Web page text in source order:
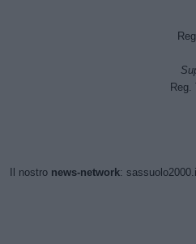
Reg.
Il nostro news-network: